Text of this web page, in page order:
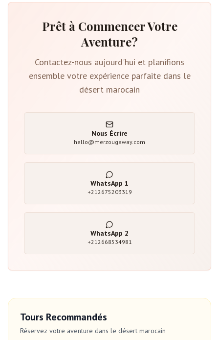
Prêt à Commencer Votre
Aventure?
Contactez-nous aujourd'hui et planifions
ensemble votre expérience parfaite dans le
désert marocain
Nous Écrire
hello@merzougaway.com
WhatsApp 1
+212675203319
WhatsApp 2
+212668534981
Tours Recommandés
Réservez votre aventure dans le désert marocain